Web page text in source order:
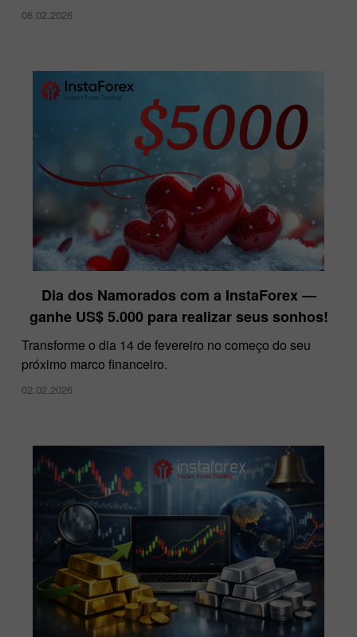
06.02.2026
Dia dos Namorados com a InstaForex —
ganhe US$ 5.000 para realizar seus sonhos!
Transforme o dia 14 de fevereiro no começo do seu
próximo marco financeiro.
02.02.2026